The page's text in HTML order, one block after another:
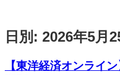
日別: 2026年5月
【東洋経済オンライ